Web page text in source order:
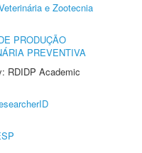
e Zootecnia
PRODUÇÃO
PREVENTIVA
RDIDP Academic